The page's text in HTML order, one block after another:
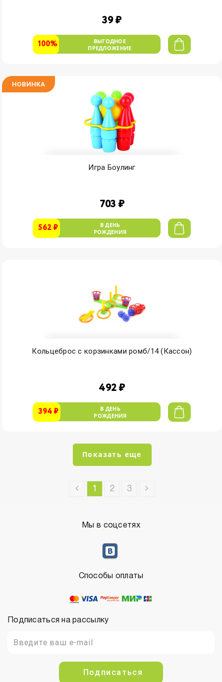
39 ₽
100%
ВЫГОДНОЕ
ПРЕДЛОЖЕНИЕ
НОВИНКА
Игра Боулинг
703 ₽
562 ₽
В ДЕНЬ
РОЖДЕНИЯ
Кольцеброс с корзинками ромб/14 (Кассон)
492 ₽
394 ₽
В ДЕНЬ
РОЖДЕНИЯ
Показать еще
1 2 3
Мы в соцсетях
Подписаться на рассылку
Подписаться
Способы оплаты